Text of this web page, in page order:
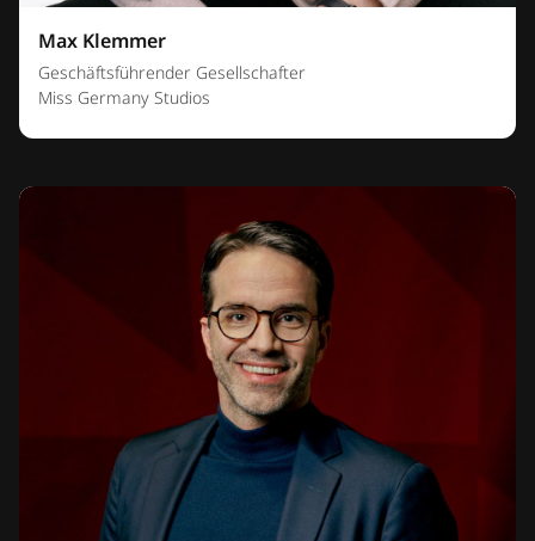
Max Klemmer
Geschäftsführender Gesellschafter
Miss Germany Studios